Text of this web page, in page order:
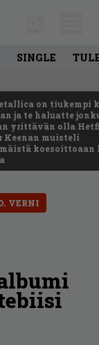
SINGLE
on tiukempi
ja te haluatte
yrittävän olla
Keenan muisteli
VERNI